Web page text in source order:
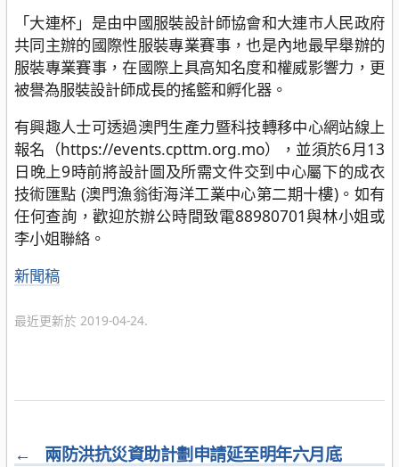
「大連杯」是由中國服裝設計師協會和大連市人民政府
共同主辦的國際性服裝專業賽事，也是內地最早舉辦的
服裝專業賽事，在國際上具高知名度和權威影響力，更
被譽為服裝設計師成長的搖籃和孵化器。
有興趣人士可透過澳門生產力暨科技轉移中心網站線上
報名（https://events.cpttm.org.mo），並須於6月13
日晚上9時前將設計圖及所需文件交到中心屬下的成衣
技術匯點 (澳門漁翁街海洋工業中心第二期十樓)。如有
任何查詢，歡迎於辦公時間致電88980701與林小姐或
李小姐聯絡。
分
新聞稿
最近更新於 2019-04-24.
←
兩防洪抗災資助計劃申請延至明年六月底